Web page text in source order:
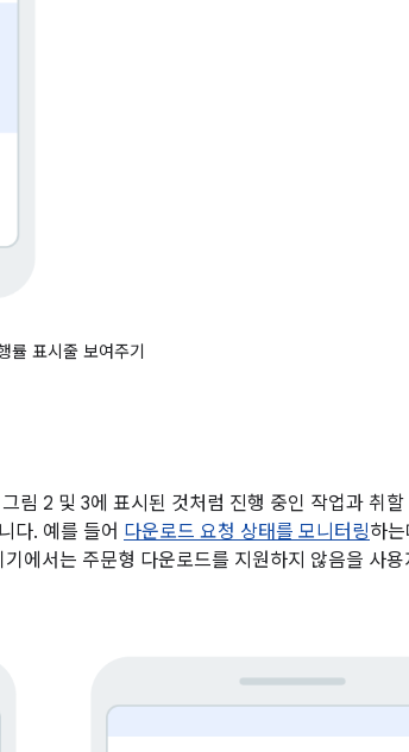
률 표시줄 보여주기
림 2 및 3에 표시된 것처럼 진행 중인 작업과 취할
다. 예를 들어 다운로드 요청 상태를 모니터링하
에서는 주문형 다운로드를 지원하지 않음을 사용